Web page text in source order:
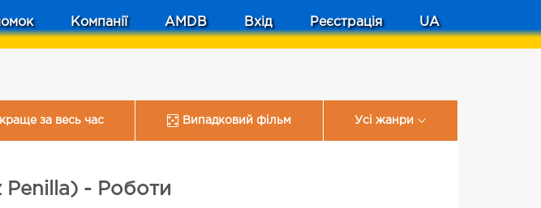
Компанії AMDB Вхід Реєстрація UA
за весь час Випадковий фільм Усі жанри
Penilla) - Роботи